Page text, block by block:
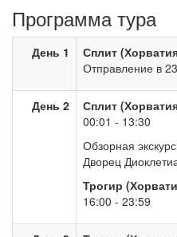
Программа тура
День 1
Сплит
Отправление в
День 2
Сплит
00:01 - 13:30
Обзорная
Дворец
Трогир
16:00 - 23:59